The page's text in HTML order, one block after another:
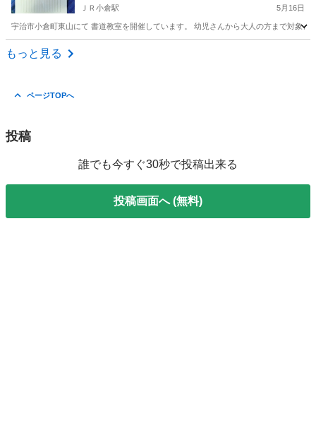
ＪＲ小倉駅 5月16日
宇治市小倉町東山にて 書道教室を開催しています。 幼児さんから大人の方まで対象
京都 宇治市
もっと見る
ページTOPへ
投稿
誰でも今すぐ30秒で投稿出来る
投稿画面へ (無料)